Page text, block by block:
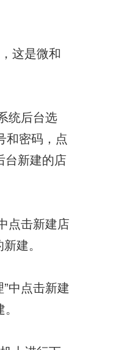
这是微和
统后台选
和密码，点
台新建的店
点击新建店
建。
中点击新建